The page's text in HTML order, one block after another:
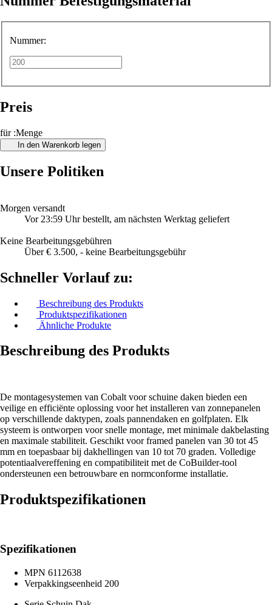
Nummer:
Preis
für :Menge
In den Warenkorb legen
Unsere Politiken
Morgen versandt
Vor 23:59 Uhr bestellt, am nächsten Werktag geliefert
Keine Bearbeitungsgebühren
Über € 3.500, - keine Bearbeitungsgebühr
Schneller Vorlauf zu:
Beschreibung des Produkts
Produktspezifikationen
Ähnliche Produkte
Beschreibung des Produkts
De montagesystemen van Cobalt voor schuine daken bieden een
veilige en efficiënte oplossing voor het installeren van zonnepanelen
op verschillende daktypen, zoals pannendaken en golfplaten. Elk
systeem is ontworpen voor snelle montage, met minimale dakbelasting
en maximale stabiliteit. Geschikt voor framed panelen van 30 tot 45
mm en toepasbaar bij dakhellingen van 10 tot 70 graden. Volledige
potentiaalvereffening en compatibiliteit met de CoBuilder-tool
ondersteunen een betrouwbare en normconforme installatie.
Produktspezifikationen
Spezifikationen
MPN 6112638
Verpakkingseenheid 200